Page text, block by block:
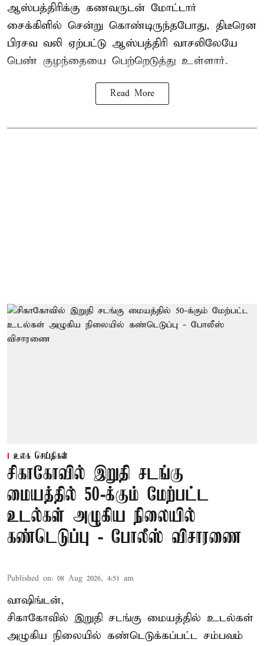
ஆஸ்பத்திரிக்கு கணவருடன் மோட்டார்
சைக்கிளில் சென்று கொண்டிருந்தபோது, திடீரென
பிரசவ வலி ஏற்பட்டு ஆஸ்பத்திரி வாசலிலேயே
பெண் குழந்தையை பெற்றெடுத்து உள்ளார்.
Read More
உலக செய்திகள்
சிகாகோவில் இறுதி சடங்கு
மையத்தில் 50-க்கும் மேற்பட்ட
உடல்கள் அழுகிய நிலையில்
கண்டெடுப்பு - போலீஸ் விசாரணை
Published on: 08 Aug 2026, 4:51 am
வாஷிங்டன்,
சிகாகோவில் இறுதி சடங்கு மையத்தில் உடல்கள்
அழுகிய நிலையில் கண்டெடுக்கப்பட்ட சம்பவம்